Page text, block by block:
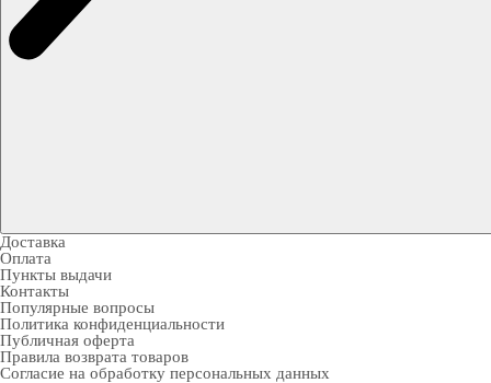
Доставка
Оплата
Пункты выдачи
Контакты
Популярные вопросы
Политика конфиденциальности
Публичная оферта
Правила возврата товаров
Согласие на обработку персональных данных